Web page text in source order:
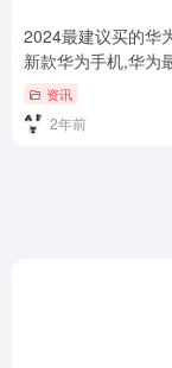
2024最建议买的华
新款华为手机,华为
布,科技新品抢先看
为手机,华为最新手
技新品抢先看
资讯
2年前